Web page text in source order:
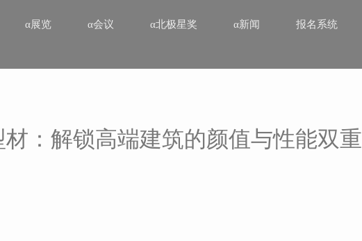
α展览 α会议 α北极星奖 α新闻 报名系统
：解锁高端建筑的颜值与性能双重